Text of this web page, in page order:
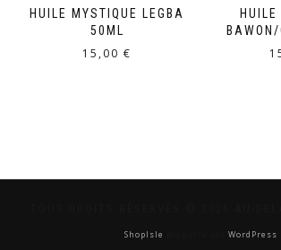
HUILE MYSTIQUE LEGBA
50ML
15,00 €
ShopIsle WordPress